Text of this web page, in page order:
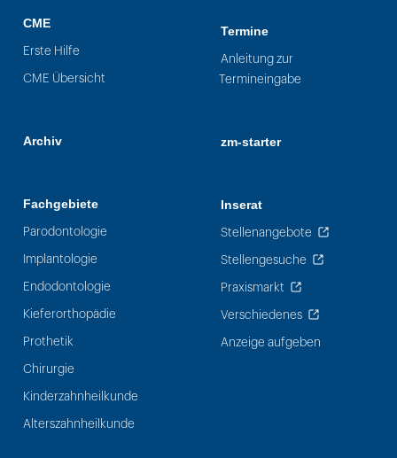
CME
Erste Hilfe
CME Übersicht
Archiv
Fachgebiete
Parodontologie
Implantologie
Endodontologie
Kieferorthopädie
Prothetik
Chirurgie
Kinderzahnheilkunde
Alterszahnheilkunde
Termine
Anleitung zur
Termineingabe
zm-starter
Inserat
Stellenangebote
Stellengesuche
Praxismarkt
Verschiedenes
Anzeige aufgeben